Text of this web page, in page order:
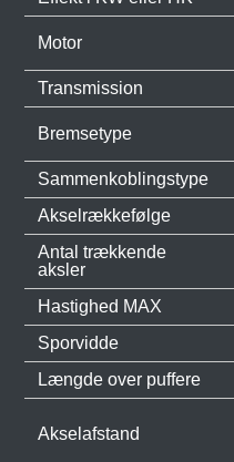
Motor
Transmission
Bremsetype
Sammenkoblingstype
Akselrækkefølge
Antal trækkende
aksler
Hastighed MAX
Sporvidde
Længde over puffere
Akselafstand